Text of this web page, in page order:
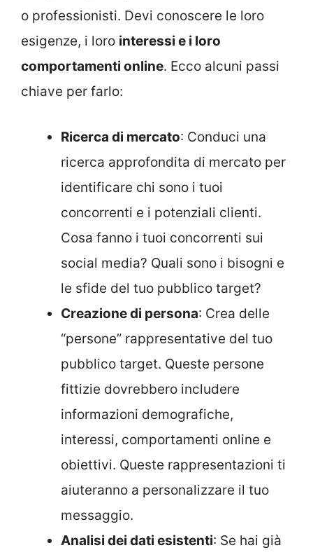
o professionisti. Devi conoscere le loro
esigenze, i loro interessi e i loro
comportamenti online. Ecco alcuni passi
chiave per farlo:
Ricerca di mercato: Conduci una
ricerca approfondita di mercato per
identificare chi sono i tuoi
concorrenti e i potenziali clienti.
Cosa fanno i tuoi concorrenti sui
social media? Quali sono i bisogni e
le sfide del tuo pubblico target?
Creazione di persona: Crea delle
“persone” rappresentative del tuo
pubblico target. Queste persone
fittizie dovrebbero includere
informazioni demografiche,
interessi, comportamenti online e
obiettivi. Queste rappresentazioni ti
aiuteranno a personalizzare il tuo
messaggio.
Analisi dei dati esistenti: Se hai già